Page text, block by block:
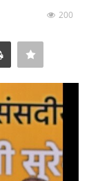
200